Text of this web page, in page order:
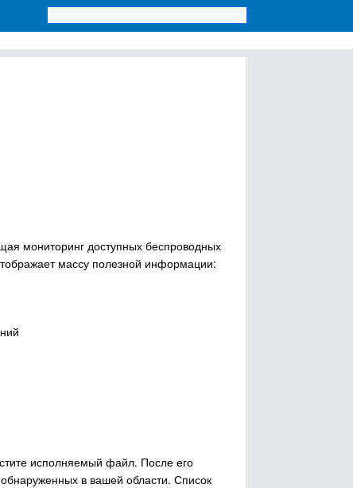
мониторинг доступных беспроводных
массу полезной информации:
исполняемый файл. После его
в вашей области. Список